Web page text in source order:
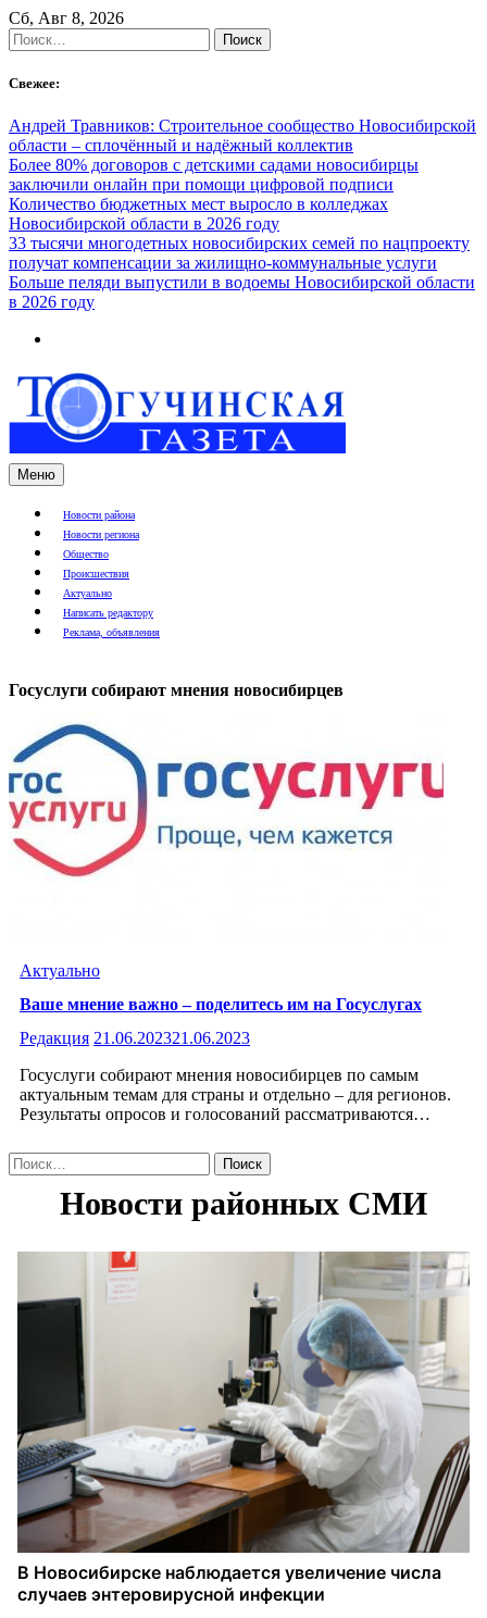
Skip
to
content
Сб, Авг 8, 2026
Найти:
Свежее:
Андрей Травников: Строительное сообщество Новосибирской
области – сплочённый и надёжный коллектив
Более 80% договоров с детскими садами новосибирцы
заключили онлайн при помощи цифровой подписи
Количество бюджетных мест выросло в колледжах
Новосибирской области в 2026 году
33 тысячи многодетных новосибирских семей по нацпроекту
получат компенсации за жилищно-коммунальные услуги
Больше пеляди выпустили в водоемы Новосибирской области
в 2026 году
Меню
Новости района
Новости региона
Общество
Происшествия
Актуально
Написать редактору
Реклама, объявления
Госуслуги собирают мнения новосибирцев
Актуально
Ваше мнение важно – поделитесь им на Госуслугах
Редакция 21.06.202321.06.2023
Госуслуги собирают мнения новосибирцев по самым
актуальным темам для страны и отдельно – для регионов.
Результаты опросов и голосований рассматриваются…
Найти: